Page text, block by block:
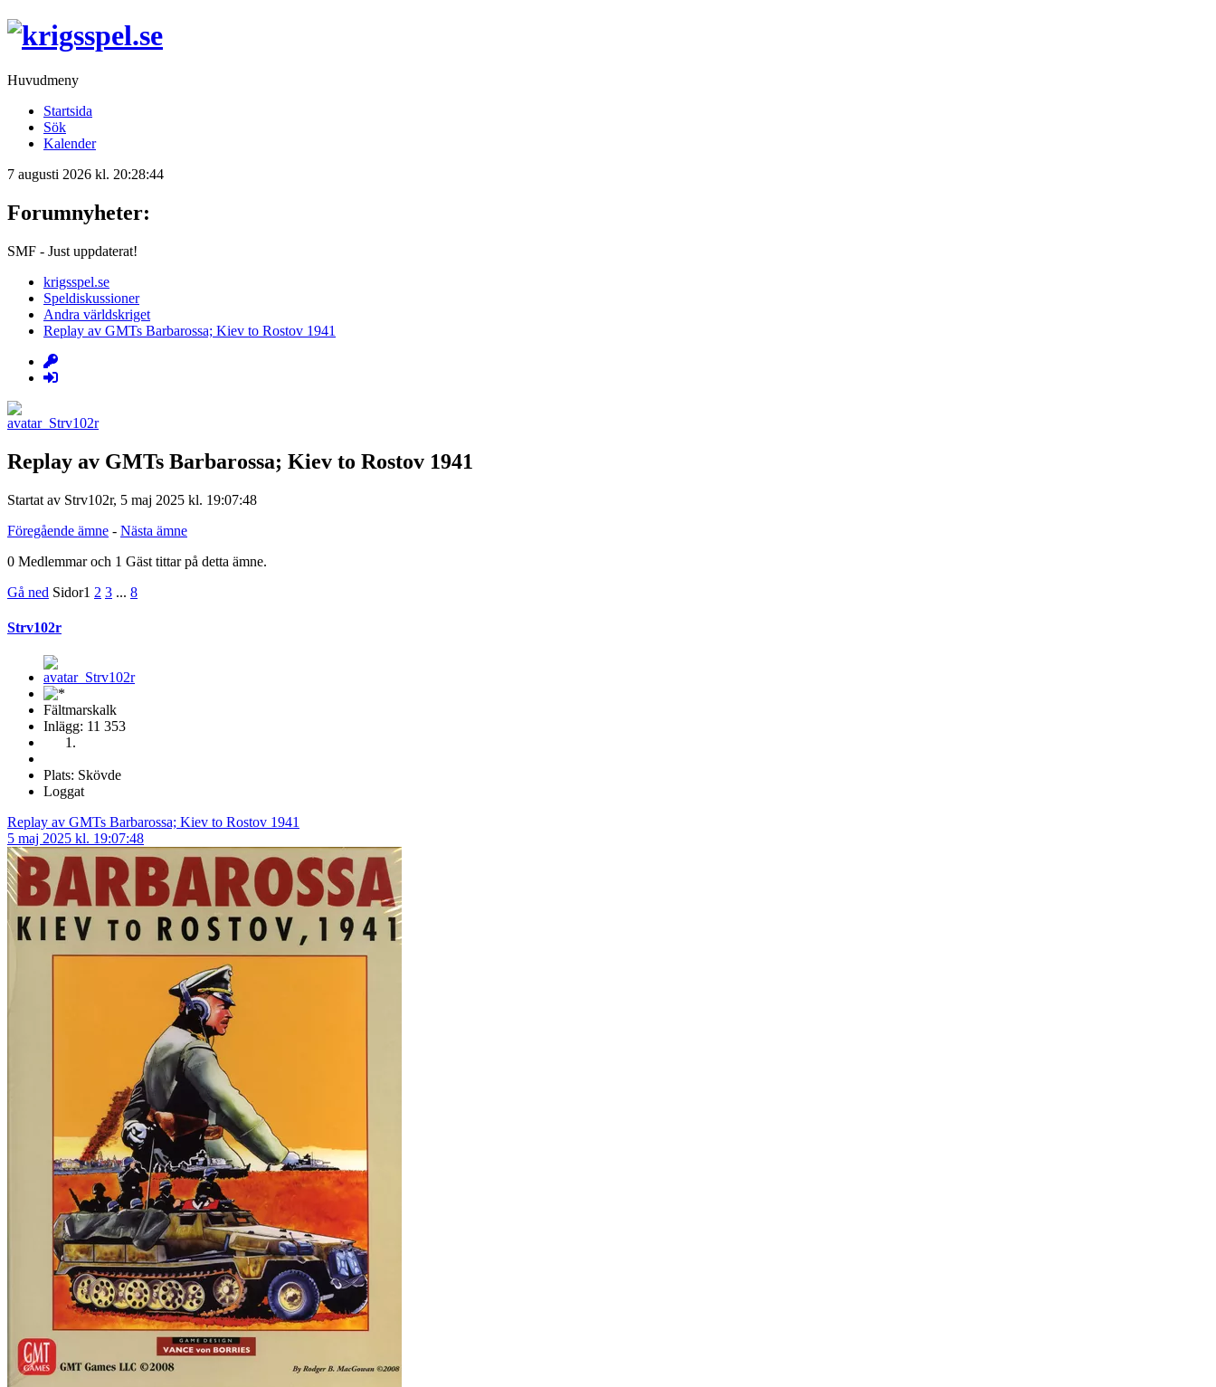
Huvudmeny
Startsida
Sök
Kalender
7 augusti 2026 kl. 20:28:44
Forumnyheter:
SMF - Just uppdaterat!
krigsspel.se
Speldiskussioner
Andra världskriget
Replay av GMTs Barbarossa; Kiev to Rostov 1941
Replay av GMTs Barbarossa; Kiev to Rostov 1941
Startat av Strv102r, 5 maj 2025 kl. 19:07:48
Föregående ämne - Nästa ämne
0 Medlemmar och 1 Gäst tittar på detta ämne.
Gå ned Sidor1 2 3 ... 8
Strv102r
Fältmarskalk
Inlägg: 11 353
Plats: Skövde
Loggat
Replay av GMTs Barbarossa; Kiev to Rostov 1941
5 maj 2025 kl. 19:07:48